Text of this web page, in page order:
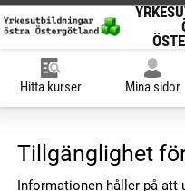
Hitta kurser Mina sidor
Tillgänglighet
Informationen håller på